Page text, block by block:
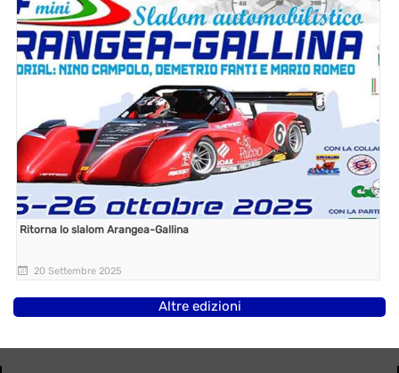
Ritorna lo slalom Arangea-Gallina
20 Settembre 2025
Altre edizioni